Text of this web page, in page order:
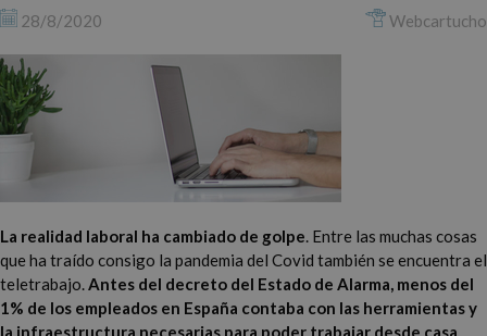
28/8/2020 Webcartucho
La realidad laboral ha cambiado de golpe. Entre las muchas cosas
que ha traído consigo la pandemia del Covid también se encuentra el
teletrabajo.Antes del decreto del Estado de Alarma, menos del
1% de los empleados en España contaba con las herramientas y
la infraestructura necesarias para poder trabajar desde casa